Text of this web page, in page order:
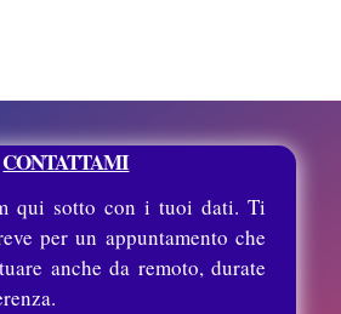
CONTATTAMI
qui sotto con i tuoi dati. Ti
per un appuntamento che
anche da remoto, durate